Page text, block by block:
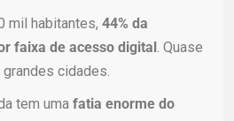
mil habitantes, 44% da
faixa de acesso digital . Quase
cidades.
tem uma fatia enorme do